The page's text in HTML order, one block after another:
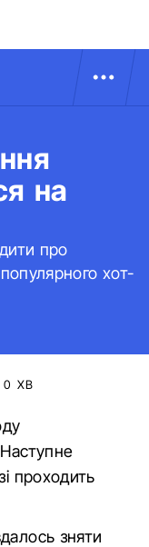
на
про
популярного хот-
0 ХВ
проходить
зняти